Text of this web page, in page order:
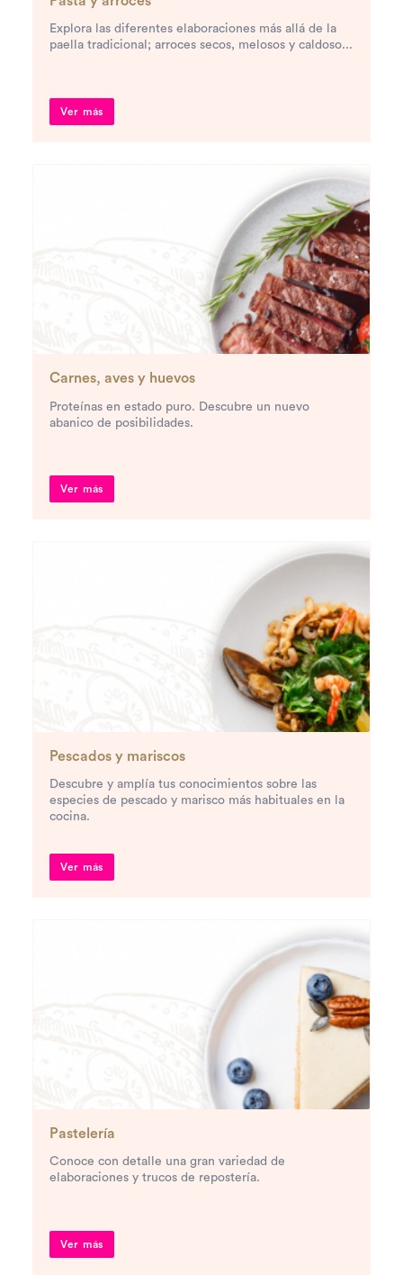
Explora las diferentes elaboraciones más allá de la
paella tradicional; arroces secos, melosos y caldoso...
Ver más
Carnes, aves y huevos
Proteínas en estado puro. Descubre un nuevo
abanico de posibilidades.
Ver más
Pescados y mariscos
Descubre y amplía tus conocimientos sobre las
especies de pescado y marisco más habituales en la
cocina.
Ver más
Pastelería
Conoce con detalle una gran variedad de
elaboraciones y trucos de repostería.
Ver más